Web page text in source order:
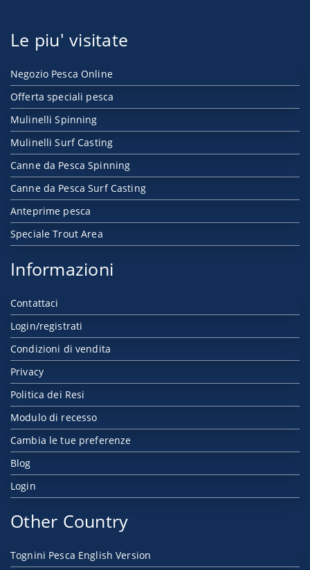
Le piu' visitate
Negozio Pesca Online
Offerta speciali pesca
Mulinelli Spinning
Mulinelli Surf Casting
Canne da Pesca Spinning
Canne da Pesca Surf Casting
Anteprime pesca
Speciale Trout Area
Informazioni
Contattaci
Login/registrati
Condizioni di vendita
Privacy
Politica dei Resi
Modulo di recesso
Cambia le tue preferenze
Blog
Login
Other Country
Tognini Pesca English Version